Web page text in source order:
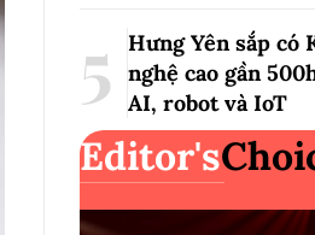
Hưng Yên sắp có
nghệ cao gần
AI, robot và IoT
Editor's